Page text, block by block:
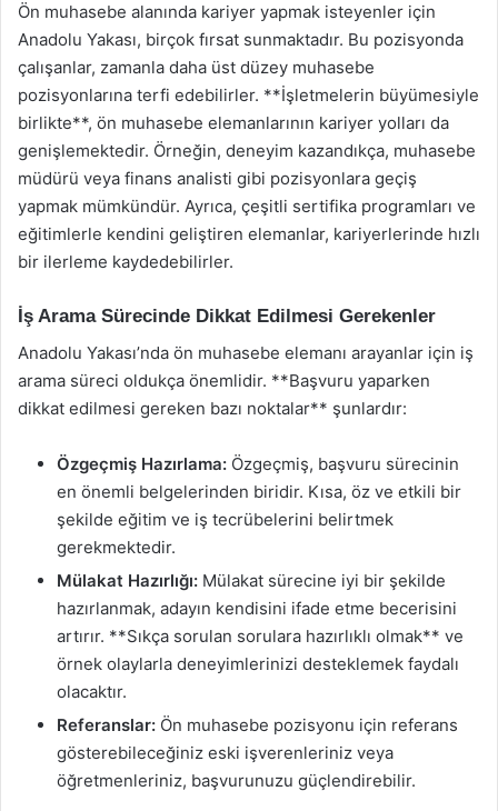
Ön muhasebe alanında kariyer yapmak isteyenler için
Anadolu Yakası, birçok fırsat sunmaktadır. Bu pozisyonda
çalışanlar, zamanla daha üst düzey muhasebe
pozisyonlarına terfi edebilirler. **İşletmelerin büyümesiyle
birlikte**, ön muhasebe elemanlarının kariyer yolları da
genişlemektedir. Örneğin, deneyim kazandıkça, muhasebe
müdürü veya finans analisti gibi pozisyonlara geçiş
yapmak mümkündür. Ayrıca, çeşitli sertifika programları ve
eğitimlerle kendini geliştiren elemanlar, kariyerlerinde hızlı
bir ilerleme kaydedebilirler.
İş Arama Sürecinde Dikkat Edilmesi Gerekenler
Anadolu Yakası’nda ön muhasebe elemanı arayanlar için iş
arama süreci oldukça önemlidir. **Başvuru yaparken
dikkat edilmesi gereken bazı noktalar** şunlardır:
Özgeçmiş Hazırlama: Özgeçmiş, başvuru sürecinin
en önemli belgelerinden biridir. Kısa, öz ve etkili bir
şekilde eğitim ve iş tecrübelerini belirtmek
gerekmektedir.
Mülakat Hazırlığı: Mülakat sürecine iyi bir şekilde
hazırlanmak, adayın kendisini ifade etme becerisini
artırır. **Sıkça sorulan sorulara hazırlıklı olmak** ve
örnek olaylarla deneyimlerinizi desteklemek faydalı
olacaktır.
Referanslar: Ön muhasebe pozisyonu için referans
gösterebileceğiniz eski işverenleriniz veya
öğretmenleriniz, başvurunuzu güçlendirebilir.